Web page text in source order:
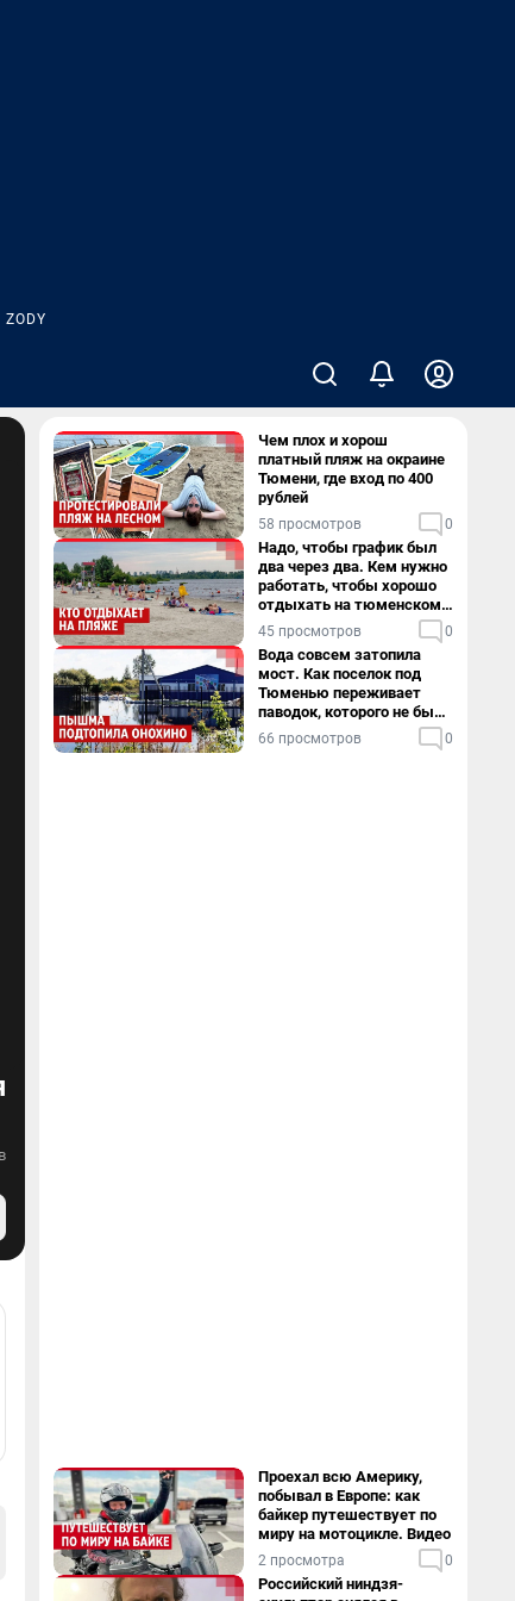
ZODY
Чем плох и хорош
платный пляж на окраине
Тюмени, где вход по 400
рублей
58 просмотров 0
Надо, чтобы график был
два через два. Кем нужно
работать, чтобы хорошо
отдыхать на тюменском
пляже
45 просмотров 0
Вода совсем затопила
мост. Как поселок под
Тюменью переживает
паводок, которого не было
в его истории — репортаж
66 просмотров 0
Проехал всю Америку,
побывал в Европе: как
байкер путешествует по
миру на мотоцикле. Видео
2 просмотра 0
Российский ниндзя-